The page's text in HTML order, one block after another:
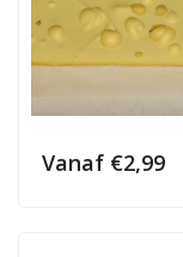
Vanaf €2,99